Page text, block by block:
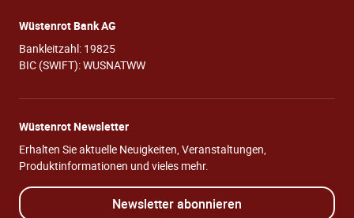
Wüstenrot Bank AG
Bankleitzahl: 19825
BIC (SWIFT): WUSNATWW
Wüstenrot Newsletter
Erhalten Sie aktuelle Neuigkeiten, Veranstaltungen,
Produktinformationen und vieles mehr.
Newsletter abonnieren